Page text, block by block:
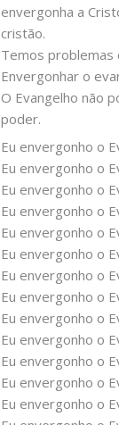
envergonha a
cristão.
Temos problemas
Envergonhar o
O Evangelho não
poder.
Eu envergonho o
Eu envergonho o
Eu envergonho o
Eu envergonho o
Eu envergonho o
Eu envergonho o
Eu envergonho o
Eu envergonho o
Eu envergonho o
Eu envergonho o
Eu envergonho o
Eu envergonho o
Eu envergonho o